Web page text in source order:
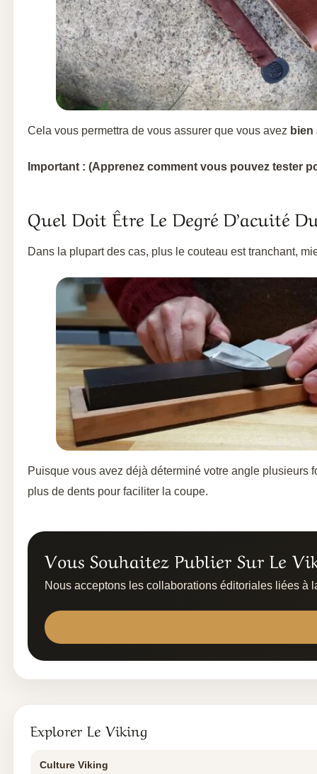
Cela vous permettra de vous assurer que vous avez bien
Important : (Apprenez comment vous pouvez tester
Quel Doit Être Le Degré D’acuité
Dans la plupart des cas, plus le couteau est tranchant,
Puisque vous avez déjà déterminé votre angle plusieurs
plus de dents pour faciliter la coupe.
Vous Souhaitez Publier Sur Le
Nous acceptons les collaborations éditoriales liées à
Explorer Le Viking
Culture Viking